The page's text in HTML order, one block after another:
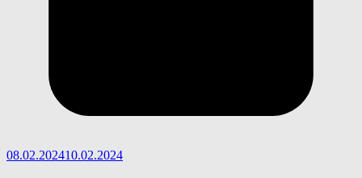
08.02.202410.02.2024